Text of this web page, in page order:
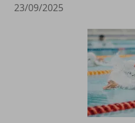
23/09/2025